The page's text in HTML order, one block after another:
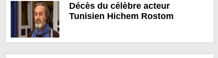
Décès du célèbre acteur
Tunisien Hichem Rostom